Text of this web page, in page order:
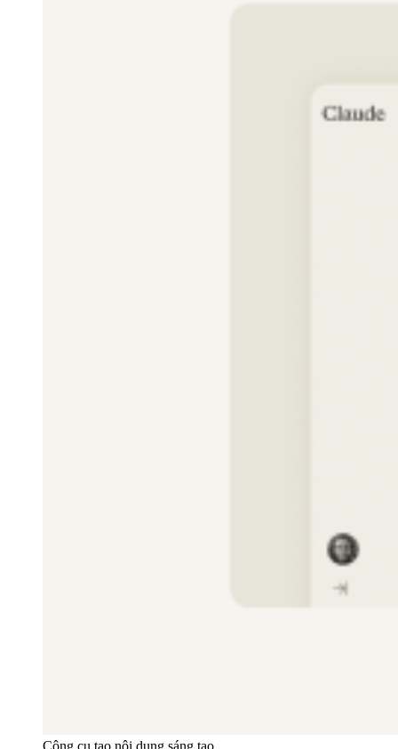
Công cụ tạo nội dung sáng tạo